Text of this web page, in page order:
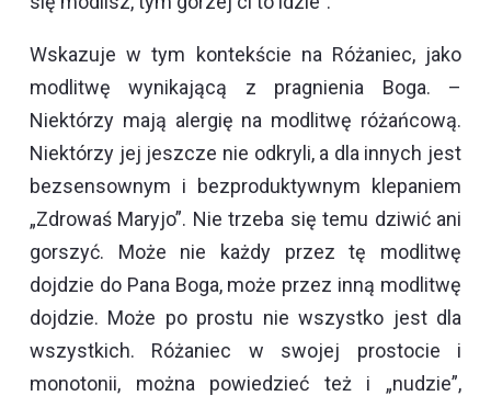
Wskazuje w tym kontekście na Różaniec, jako
modlitwę wynikającą z pragnienia Boga. –
Niektórzy mają alergię na modlitwę różańcową.
Niektórzy jej jeszcze nie odkryli, a dla innych jest
bezsensownym i bezproduktywnym klepaniem
„Zdrowaś Maryjo”. Nie trzeba się temu dziwić ani
gorszyć. Może nie każdy przez tę modlitwę
dojdzie do Pana Boga, może przez inną modlitwę
dojdzie. Może po prostu nie wszystko jest dla
wszystkich. Różaniec w swojej prostocie i
monotonii, można powiedzieć też i „nudzie”,